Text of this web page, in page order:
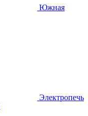
Южная
Электропечь